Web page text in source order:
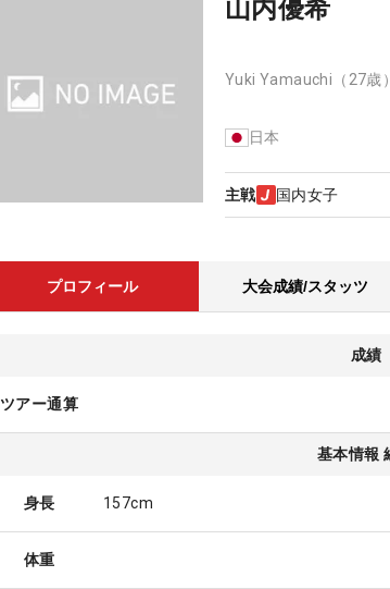
山内優希
Yuki Yamauchi （27歳）
日本
主戦 国内女子
プロフィール 大会成績/スタッツ
成績
ツアー通算
基本情報
身長 157cm
体重